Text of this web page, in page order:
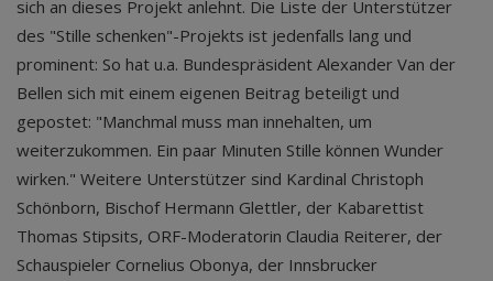
sich an dieses Projekt anlehnt. Die Liste der Unterstützer
des "Stille schenken"-Projekts ist jedenfalls lang und
prominent: So hat u.a. Bundespräsident Alexander Van der
Bellen sich mit einem eigenen Beitrag beteiligt und
gepostet: "Manchmal muss man innehalten, um
weiterzukommen. Ein paar Minuten Stille können Wunder
wirken." Weitere Unterstützer sind Kardinal Christoph
Schönborn, Bischof Hermann Glettler, der Kabarettist
Thomas Stipsits, ORF-Moderatorin Claudia Reiterer, der
Schauspieler Cornelius Obonya, der Innsbrucker